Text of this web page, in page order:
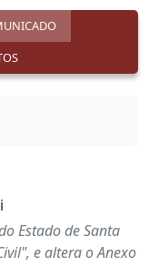
Estado de Santa
e altera o Anexo